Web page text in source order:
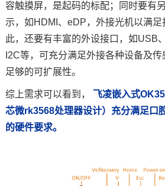
容触摸屏，是起码的标配；同时要有
示，如HDMI、eDP，外接光机以满
此，还要有丰富的外设接口，如USB
I2C等，可充分满足外接各种设备及
足够的可扩展性。
综上需求可以看到， 飞凌嵌入式
芯微rk3568处理器设计）充分满足口
的硬件要求。